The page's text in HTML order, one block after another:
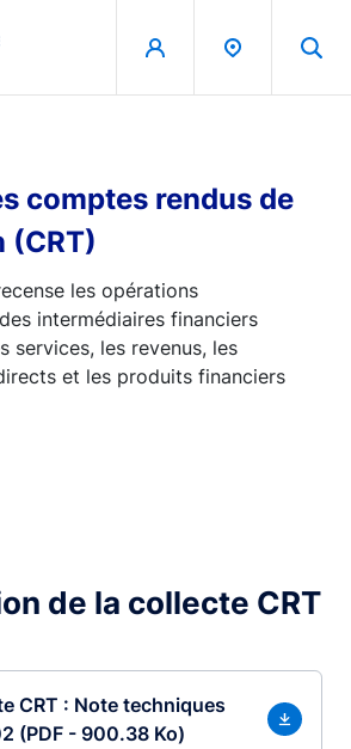
Principal
comptes rendus de
(CRT)
les opérations
intermédiaires financiers
services, les revenus, les
et les produits financiers
de la collecte CRT
CRT : Note techniques
(PDF - 900.38 Ko)